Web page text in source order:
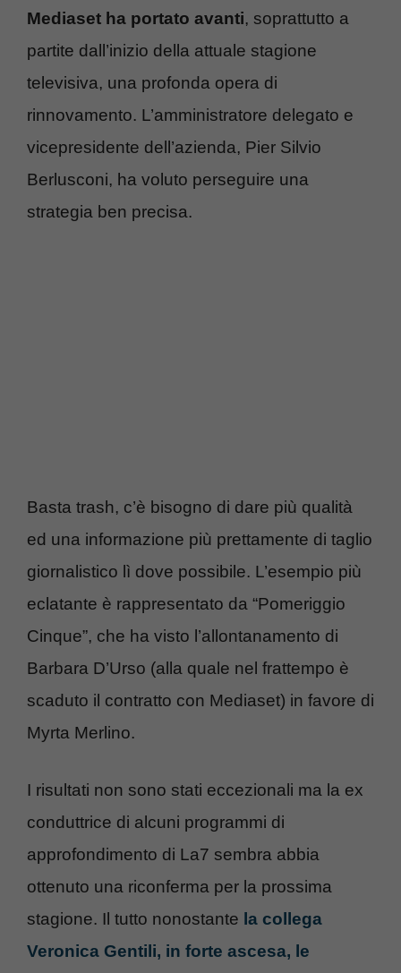
Mediaset ha portato avanti, soprattutto a
partite dall’inizio della attuale stagione
televisiva, una profonda opera di
rinnovamento. L’amministratore delegato e
vicepresidente dell’azienda, Pier Silvio
Berlusconi, ha voluto perseguire una
strategia ben precisa.
Basta trash, c’è bisogno di dare più qualità
ed una informazione più prettamente di taglio
giornalistico lì dove possibile. L’esempio più
eclatante è rappresentato da “Pomeriggio
Cinque”, che ha visto l’allontanamento di
Barbara D’Urso (alla quale nel frattempo è
scaduto il contratto con Mediaset) in favore di
Myrta Merlino.
I risultati non sono stati eccezionali ma la ex
conduttrice di alcuni programmi di
approfondimento di La7 sembra abbia
ottenuto una riconferma per la prossima
stagione. Il tutto nonostante la collega
Veronica Gentili, in forte ascesa, le